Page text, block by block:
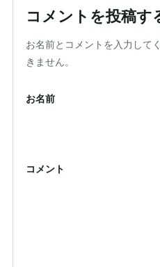
コメントを投稿す
お名前とコメントを入力して
きません。
お名前
コメント
ウェブサイト